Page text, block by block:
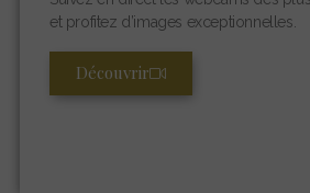
et profitez d’images exceptionnelles.
Découvrir